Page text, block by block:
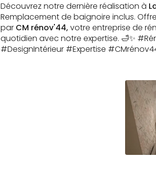
Découvrez notre dernière réalisation à
Remplacement de baignoire inclus.
par CM rénov'44, votre entreprise de
quotidien avec notre expertise. 🛁✨
#DesignIntérieur #Expertise